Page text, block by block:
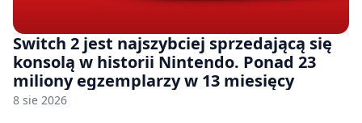
Switch 2 jest najszybciej sprzedającą się
konsolą w historii Nintendo. Ponad 23
miliony egzemplarzy w 13 miesięcy
8 sie 2026